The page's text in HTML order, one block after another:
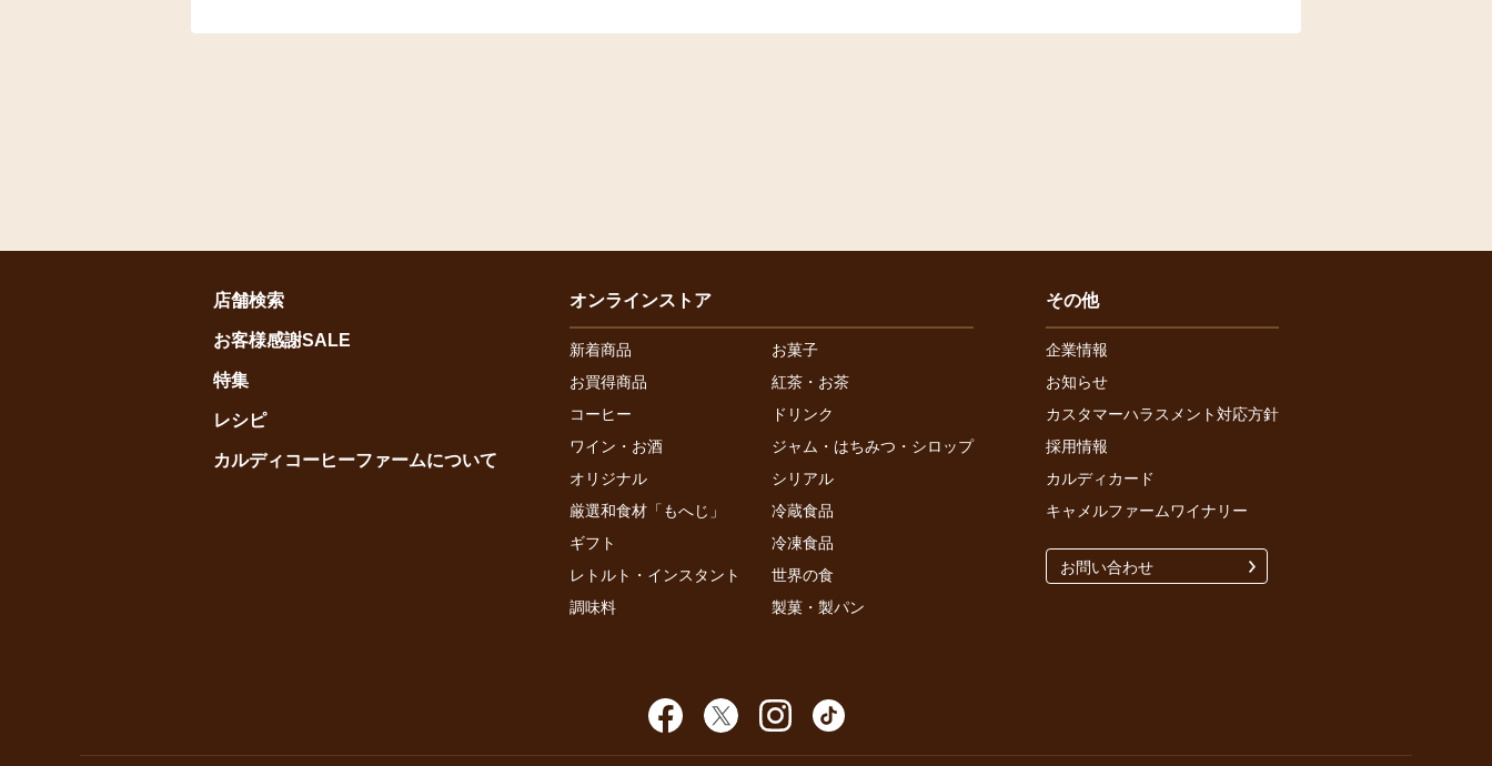
店舗検索
お客様感謝SALE
特集
レシピ
カルディコーヒーファームについて
オンラインストア
新着商品
お菓子
お買得商品
紅茶・お茶
コーヒー
ドリンク
ワイン・お酒
ジャム・はちみつ・シロップ
オリジナル
シリアル
厳選和食材「もへじ」
冷蔵食品
ギフト
冷凍食品
レトルト・インスタント
世界の食
調味料
製菓・製パン
その他
企業情報
お知らせ
カスタマーハラスメント対応方針
採用情報
カルディカード
キャメルファームワイナリー
お問い合わせ